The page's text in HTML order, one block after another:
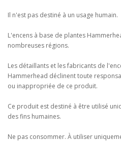
Il n'est pas destiné à un usage humain.
L'encens à base de plantes
nombreuses régions.
Les détaillants et les fabricants de
Hammerhead déclinent toute
ou inappropriée de ce produit.
Ce produit est destiné à être utilisé
des fins humaines.
Ne pas consommer. À utiliser